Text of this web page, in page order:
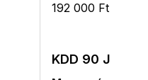
192 000 Ft
KDD 90 J